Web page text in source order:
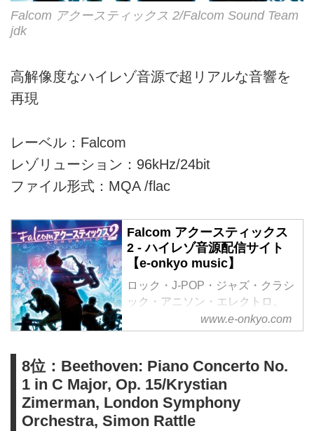
Falcom アクースティックス 2/Falcom Sound Team
jdk
高解像度なハイレゾ音源で超リアルな音響を
再現
レーベル：Falcom
レゾリューション：96kHz/24bit
ファイル形式：MQA /flac
Falcom アクースティックス
2 - ハイレゾ音源配信サイト
【e-onkyo music】
ロック・J-POP・ジャズ・クラシ
ック・アニソン・エレクトロ。
様々なジャンルをハイレゾで配信
中。WAV・flac・DSDなど各種フ
聴くならe-onkyo music！
www.e-onkyo.com
8位：Beethoven: Piano Concerto No.
1 in C Major, Op. 15/Krystian
Zimerman, London Symphony
Orchestra, Simon Rattle